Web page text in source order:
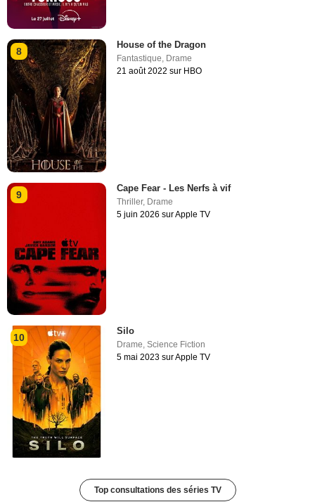
8
House of the Dragon
Fantastique, Drame
21 août 2022 sur HBO
9
Cape Fear - Les Nerfs à vif
Thriller, Drame
5 juin 2026 sur Apple TV
10
Silo
Drame,Science Fiction
5 mai 2023 sur Apple TV
Top consultations des séries TV